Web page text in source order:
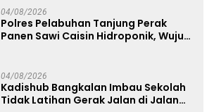
04/08/2026
Polres Pelabuhan Tanjung Perak
Panen Sawi Caisin Hidroponik, Wujud
04/08/2026
Kadishub Bangkalan Imbau Sekolah
Tidak Latihan Gerak Jalan di Jalan